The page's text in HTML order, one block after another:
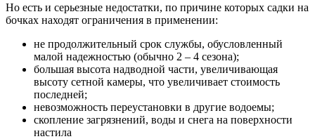
Но есть и серьезные недостатки, по причине которых садки на
бочках находят ограничения в применении:
не продолжительный срок службы, обусловленный
малой надежностью (обычно 2 – 4 сезона);
большая высота надводной части, увеличивающая
высоту сетной камеры, что увеличивает стоимость
последней;
невозможность переустановки в другие водоемы;
скопление загрязнений, воды и снега на поверхности
настила